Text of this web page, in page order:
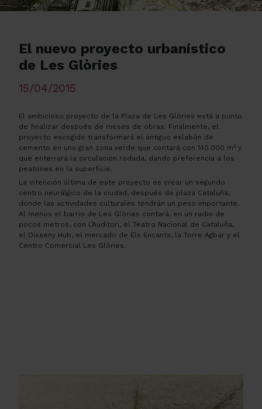
El nuevo proyecto urbanístico
de Les Glòries
15/04/2015
El ambicioso proyecto de la Plaza de Les Glòries está a punto
de finalizar después de meses de obras. Finalmente, el
proyecto escogido transformará el antiguo eslabón de
cemento en una gran zona verde que contará con 140.000 m² y
que enterrará la circulación rodada, dando preferencia a los
peatones en la superficie.
La intención última de este proyecto es crear un segundo
centro neurálgico de la ciudad, después de plaza Cataluña,
donde las actividades culturales tendrán un peso importante.
Al menos el barrio de Les Glòries contará, en un radio de
pocos metros, con L’Auditori , el Teatro Nacional de Cataluña,
el Disseny Hub, el mercado de Els Encants , la Torre Agbar y el
Centro Comercial Les Glòries.